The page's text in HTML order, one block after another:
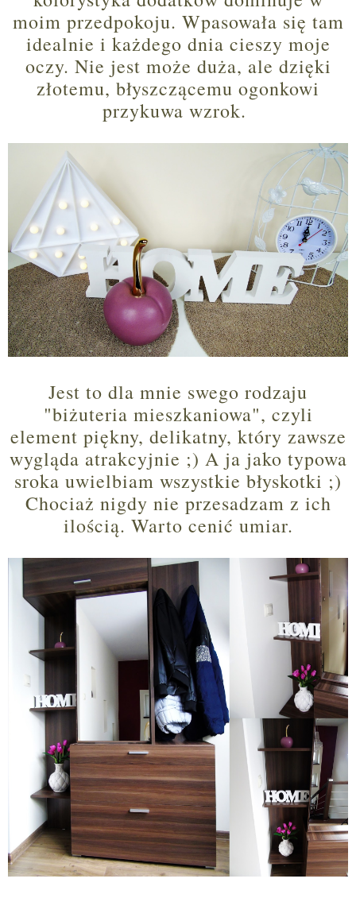
moim przedpokoju. Wpasowała się tam
idealnie i każdego dnia cieszy moje
oczy. Nie jest może duża, ale dzięki
złotemu, błyszczącemu ogonkowi
przykuwa wzrok.
Jest to dla mnie swego rodzaju
"biżuteria mieszkaniowa", czyli
element piękny, delikatny, który zawsze
wygląda atrakcyjnie ;) A ja jako typowa
sroka uwielbiam wszystkie błyskotki ;)
Chociaż nigdy nie przesadzam z ich
ilością. Warto cenić umiar.